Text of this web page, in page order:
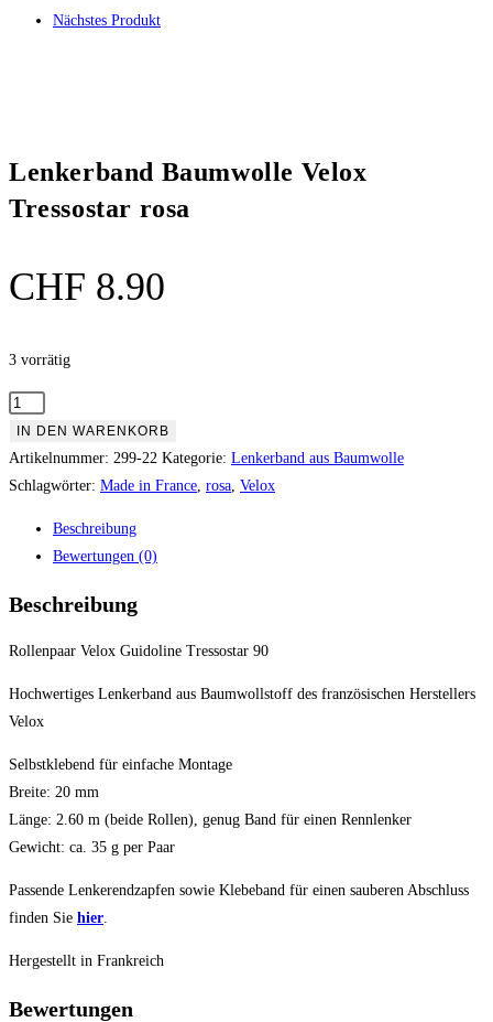
Nächstes Produkt
Lenkerband Baumwolle Velox
Tressostar rosa
CHF 8.90
3 vorrätig
Lenkerband
Baumwolle
Velox
Tressostar
IN DEN WARENKORB
Artikelnummer: 299-22 Kategorie: Lenkerband aus Baumwolle
Schlagwörter: Made in France rosa Velox
Beschreibung
Bewertungen (0)
Beschreibung
Rollenpaar Velox Guidoline Tressostar 90
Hochwertiges Lenkerband aus Baumwollstoff des französischen Herstellers
Velox
Selbstklebend für einfache Montage
Breite: 20 mm
Länge: 2.60 m (beide Rollen), genug Band für einen Rennlenker
Gewicht: ca. 35 g per Paar
Passende Lenkerendzapfen sowie Klebeband für einen sauberen Abschluss
finden Sie hier.
Hergestellt in Frankreich
Bewertungen